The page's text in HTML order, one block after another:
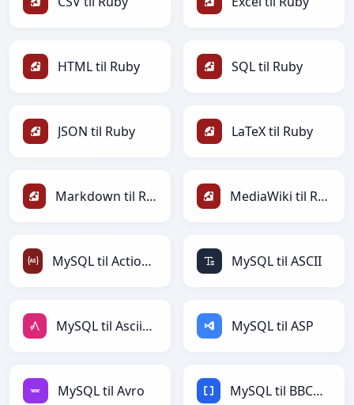
HTML til Ruby SQL til Ruby
JSON til Ruby LaTeX til Ruby
Markdown til Ruby MediaWiki til Ruby
MySQL til ActionScript MySQL til ASCII
MySQL til AsciiDoc MySQL til ASP
MySQL til Avro MySQL til BBCode